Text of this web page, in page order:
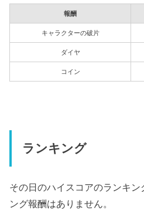
報酬
キャラクターの破片
ダイヤ
コイン
ランキング
その日のハイスコアのランキ
ング報酬はありません。